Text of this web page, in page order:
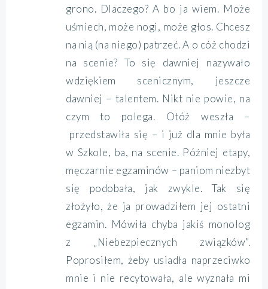
grono. Dlaczego? A bo ja wiem. Może
uśmiech, może nogi, może głos. Chcesz
na nią (na niego) patrzeć. A o cóż chodzi
na scenie? To się dawniej nazywało
wdziękiem scenicznym, jeszcze
dawniej – talentem. Nikt nie powie, na
czym to polega. Otóż weszła –
przedstawiła się – i już dla mnie była
w Szkole, ba, na scenie. Później etapy,
męczarnie egzaminów – paniom niezbyt
się podobała, jak zwykle. Tak się
złożyło, że ja prowadziłem jej ostatni
egzamin. Mówiła chyba jakiś monolog
z „Niebezpiecznych związków”.
Poprosiłem, żeby usiadła naprzeciwko
mnie i nie recytowała, ale wyznała mi